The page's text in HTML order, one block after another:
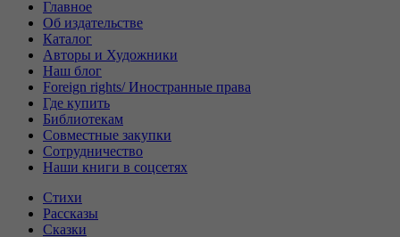
Главное
Об издательстве
Каталог
Авторы и Художники
Наш блог
Foreign rights/ Иностранные права
Где купить
Библиотекам
Совместные закупки
Сотрудничество
Наши книги в соцсетях
Стихи
Рассказы
Сказки